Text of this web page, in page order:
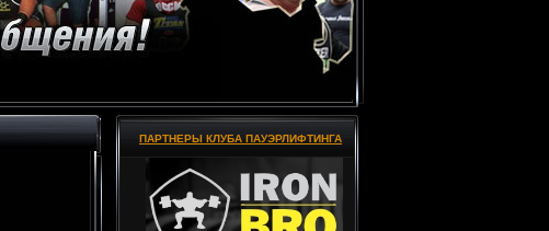
ПАРТНЕРЫ КЛУБА ПАУЭРЛИФТИНГА